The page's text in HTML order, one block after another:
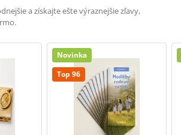
a získajte ešte výraznejšie zľavy,
Novinka
Top 96